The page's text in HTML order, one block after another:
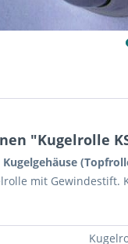
"Kugelrolle
mit Gewindestift.